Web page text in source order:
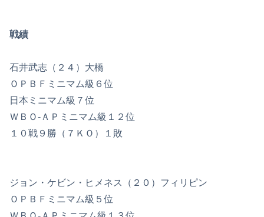
戦績
石井武志（２４）大橋
ＯＰＢＦミニマム級６位
日本ミニマム級７位
ＷＢＯ‐ＡＰミニマム級１２位
１０戦９勝（７ＫＯ）１敗
ジョン・ケビン・ヒメネス（２０）フィリピン
ＯＰＢＦミニマム級５位